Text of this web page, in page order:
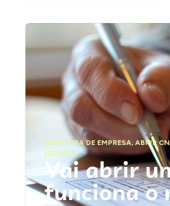
ABERTURA DE EMPRESA,ABRIR
FEDERAL
Vai abrir
funciona o